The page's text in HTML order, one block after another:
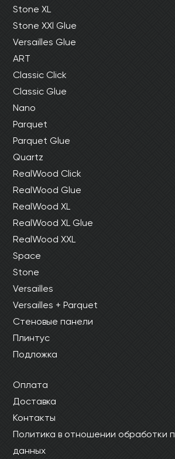
Stone XL
Stone XXl Glue
Versailles Glue
ART
Classic Click
Classic Glue
Nano
Parquet
Parquet Glue
Quartz
RealWood Click
RealWood Glue
RealWood XL
RealWood XL Glue
RealWood XXL
Space
Stone
Versailles
Versailles + Parquet
Стеновые панели
Плинтус
Подложка
Оплата
Доставка
Контакты
Политика в отношении обработки
данных